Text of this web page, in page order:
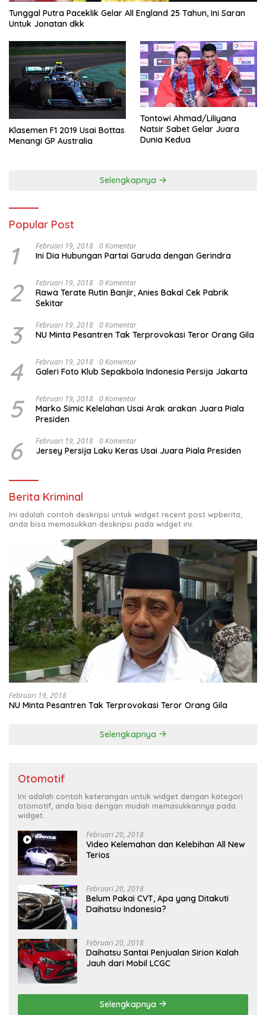
Tunggal Putra Paceklik Gelar All England 25 Tahun, Ini Saran
Untuk Jonatan dkk
Klasemen F1 2019 Usai Bottas
Menangi GP Australia
Tontowi Ahmad/Liliyana
Natsir Sabet Gelar Juara
Dunia Kedua
Selengkapnya
Popular Post
1 Februari 19, 2018 0 Komentar
Ini Dia Hubungan Partai Garuda dengan Gerindra
2 Februari 19, 2018 0 Komentar
Rawa Terate Rutin Banjir, Anies Bakal Cek Pabrik
Sekitar
3 Februari 19, 2018 0 Komentar
NU Minta Pesantren Tak Terprovokasi Teror Orang Gila
4 Februari 19, 2018 0 Komentar
Galeri Foto Klub Sepakbola Indonesia Persija Jakarta
5 Februari 19, 2018 0 Komentar
Marko Simic Kelelahan Usai Arak arakan Juara Piala
Presiden
6 Februari 19, 2018 0 Komentar
Jersey Persija Laku Keras Usai Juara Piala Presiden
Berita Kriminal
Ini adalah contoh deskripsi untuk widget recent post wpberita,
anda bisa memasukkan deskripsi pada widget ini.
Februari 19, 2018
NU Minta Pesantren Tak Terprovokasi Teror Orang Gila
Selengkapnya
Otomotif
Ini adalah contoh keterangan untuk widget dengan kategori
otomotif, anda bisa dengan mudah memasukkannya pada
widget.
Februari 20, 2018
Video Kelemahan dan Kelebihan All New
Terios
Februari 20, 2018
Belum Pakai CVT, Apa yang Ditakuti
Daihatsu Indonesia?
Februari 20, 2018
Daihatsu Santai Penjualan Sirion Kalah
Jauh dari Mobil LCGC
Selengkapnya